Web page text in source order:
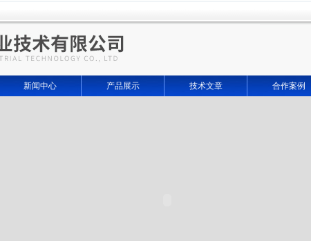
新闻中心 产品展示 技术文章 合作案例